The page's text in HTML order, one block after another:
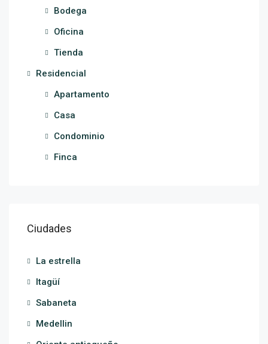
Bodega
Oficina
Tienda
Residencial
Apartamento
Casa
Condominio
Finca
Ciudades
La estrella
Itagüí
Sabaneta
Medellin